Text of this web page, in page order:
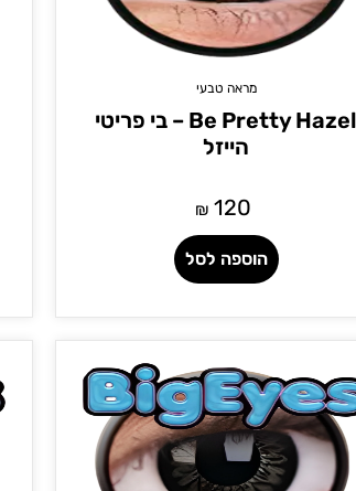
מראה טבעי
Be Pretty Hazel – בי פריטי
הייזל
120
₪
הוספה לסל